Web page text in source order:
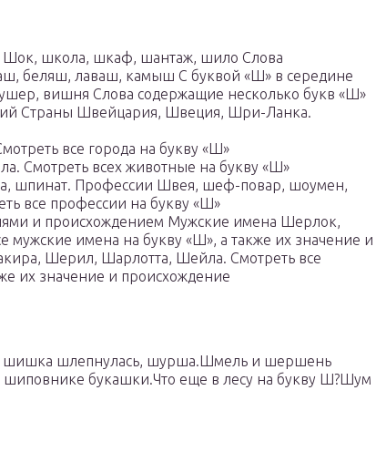
Шок, школа, шкаф, шантаж, шило Слова
беляш, лаваш, камыш С буквой «Ш» в середине
вишня Слова содержащие несколько букв «Ш»
Страны Швейцария, Швеция, Шри-Ланка.
все города на букву «Ш»
Смотреть всех животные на букву «Ш»
шпинат. Профессии Швея, шеф-повар, шоумен,
все профессии на букву «Ш»
и происхождением Мужские имена Шерлок,
имена на букву «Ш», а также их значение и
Шерил, Шарлотта, Шейла. Смотреть все
их значение и происхождение
шишка шлепнулась, шурша.Шмель и шершень
букашки.Что еще в лесу на букву Ш?Шум